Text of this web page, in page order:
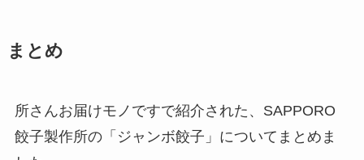
まとめ
所さんお届けモノですで紹介された、SAPPORO
餃子製作所の「ジャンボ餃子」についてまとめま